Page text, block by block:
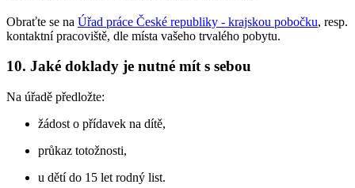
Obraťte se na Úřad práce České republiky - krajskou pobočku, resp.
kontaktní pracoviště, dle místa vašeho trvalého pobytu.
10. Jaké doklady je nutné mít s sebou
Na úřadě předložte:
žádost o přídavek na dítě,
průkaz totožnosti,
u dětí do 15 let rodný list.